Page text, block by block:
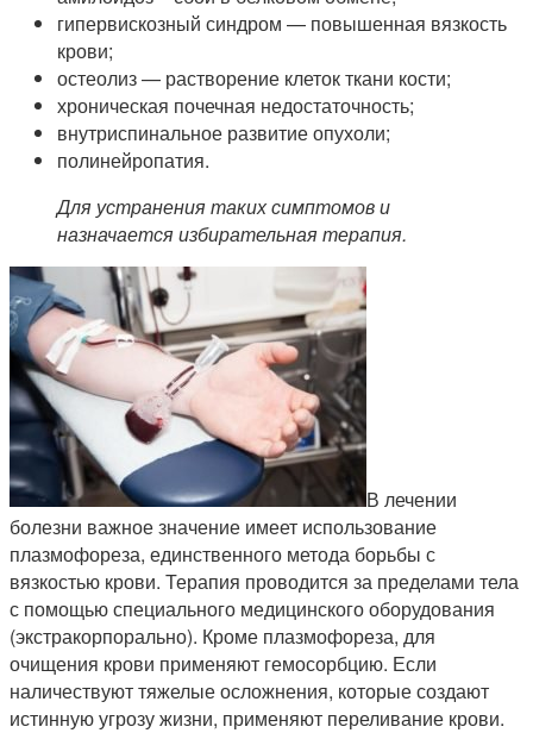
гипервискозный синдром — повышенная вязкость
крови;
остеолиз — растворение клеток ткани кости;
хроническая почечная недостаточность;
внутриспинальное развитие опухоли;
полинейропатия.
Для устранения таких симптомов и
назначается избирательная терапия.
В лечении
болезни важное значение имеет использование
плазмофореза, единственного метода борьбы с
вязкостью крови. Терапия проводится за пределами тела
с помощью специального медицинского оборудования
(экстракорпорально). Кроме плазмофореза, для
очищения крови применяют гемосорбцию. Если
наличествуют тяжелые осложнения, которые создают
истинную угрозу жизни, применяют переливание крови.